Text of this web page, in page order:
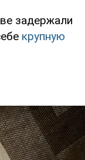
задержали
крупную